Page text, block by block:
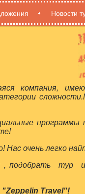
Новости
компания,
программы
Нас очень легко
подобрать тур и
Travel"!